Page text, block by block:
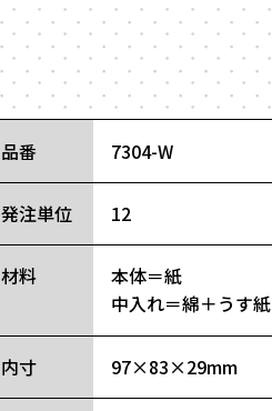
品番 7304-W
発注単位 12
材料
本体＝紙
中入れ＝綿＋うす紙
内寸 97×83×29mm